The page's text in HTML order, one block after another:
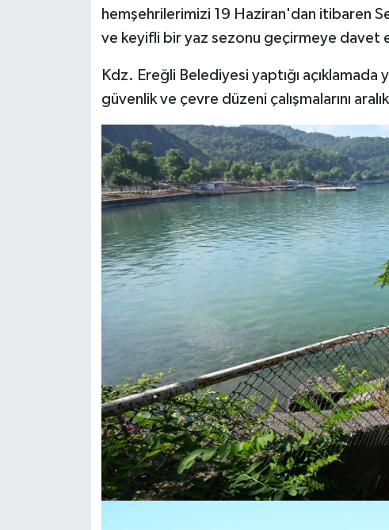
hemşehrilerimizi 19 Haziran'dan itibaren
ve keyifli bir yaz sezonu geçirmeye davet
Kdz. Ereğli Belediyesi yaptığı
güvenlik ve çevre düzeni çalışmalarını